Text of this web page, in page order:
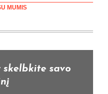
MUMIS
savo